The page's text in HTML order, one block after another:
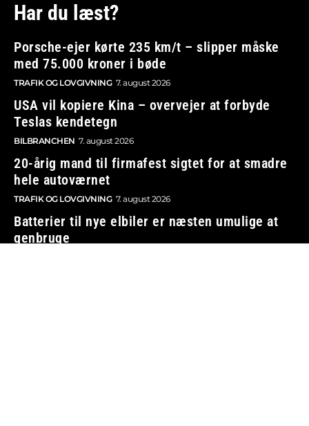
Har du læst?
Porsche-ejer kørte 235 km/t – slipper måske
med 75.000 kroner i bøde
TRAFIK OG LOVGIVNING 7. august 2026
USA vil kopiere Kina – overvejer at forbyde
Teslas kendetegn
BILBRANCHEN 7. august 2026
20-årig mand til firmafest sigtet for at smadre
hele autoværnet
TRAFIK OG LOVGIVNING 7. august 2026
Batterier til nye elbiler er næsten umulige at
genbruge